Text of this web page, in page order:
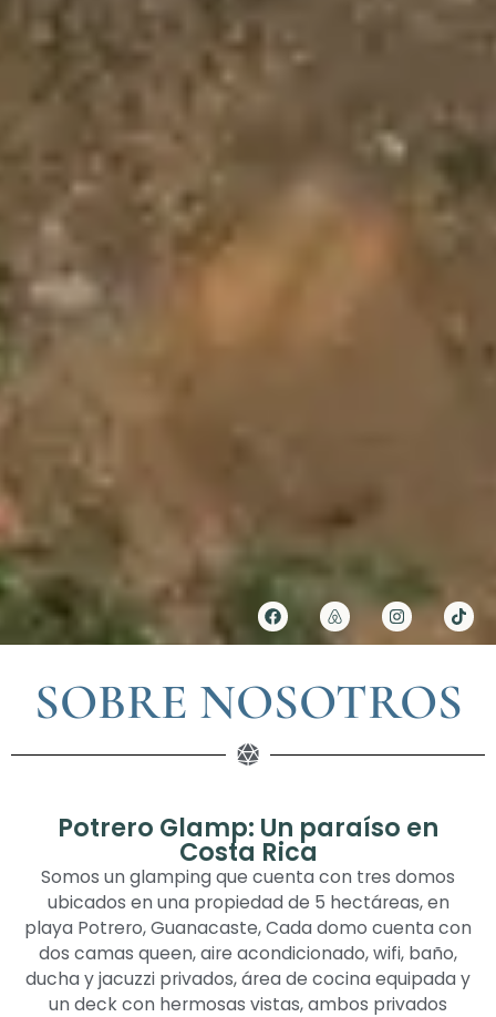
SOBRE NOSOTROS
Potrero Glamp: Un paraíso en
Costa Rica
Somos un glamping que cuenta con tres domos
ubicados en una propiedad de 5 hectáreas, en
playa Potrero, Guanacaste, Cada domo cuenta con
dos camas queen, aire acondicionado, wifi, baño,
ducha y jacuzzi privados, área de cocina equipada y
un deck con hermosas vistas, ambos privados